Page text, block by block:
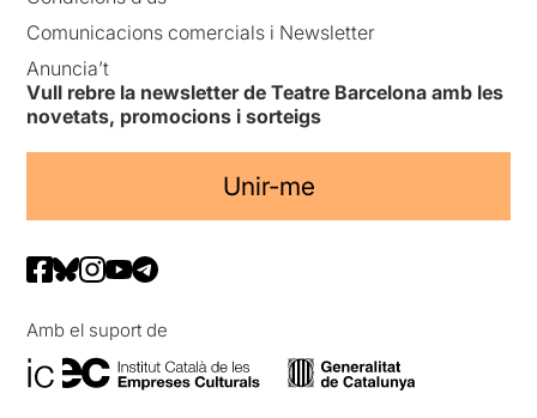
Comunicacions comercials i Newsletter
Anuncia’t
Vull rebre la newsletter de Teatre Barcelona amb les
novetats, promocions i sorteigs
Unir-me
Amb el suport de